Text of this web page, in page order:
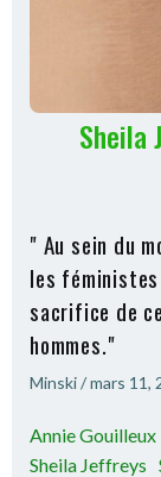
Sheila
" Au sein du
les
sacrifice de
hommes."
Minski/mars 11,
Annie Gouilleux
Sheila Jeffreys